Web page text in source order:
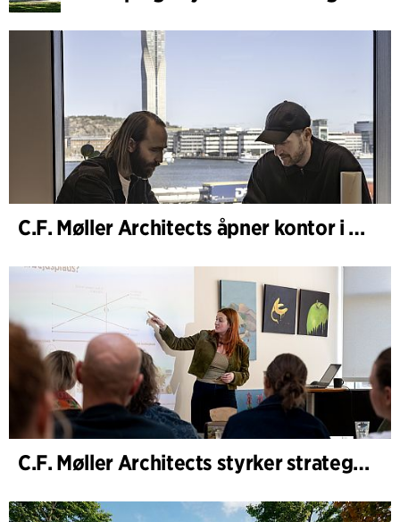
C.F. Møller Architects åpner kontor i Göteborg
C.F. Møller Architects styrker strategisk rådgivning i tidlige faser